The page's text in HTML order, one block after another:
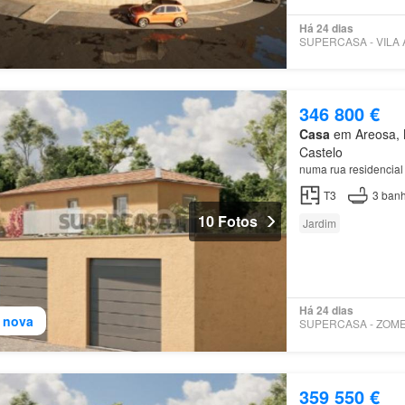
Há 24 dias
10 Fotos
346 800 €
Casaem Areosa,
Castelo
numa rua
T3
3
Jardim
Há 24 dias
359 550 €